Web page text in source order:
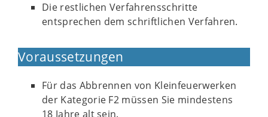
Die restlichen Verfahrensschritte
entsprechen dem schriftlichen Verfahren.
Voraussetzungen
Für das Abbrennen von Kleinfeuerwerken
der Kategorie F2 müssen Sie mindestens
18 Jahre alt sein.